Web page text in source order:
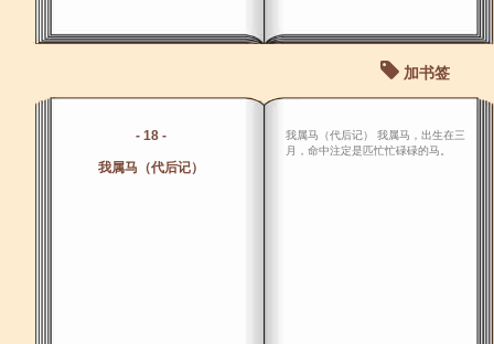
加书签
- 18 -
我属马（代后记）
我属马（代后记） 我属马，出生在三
月，命中注定是匹忙忙碌碌的马。